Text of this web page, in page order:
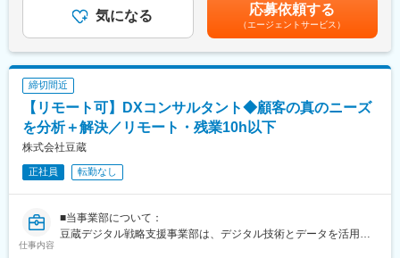
プの一員として、より強固な事業基盤を持ち、医療分野のDX推進
に貢献しています。Salesforce Japan Partner Award 2023の受賞
実績があり、成長とスキルアップのチャンスが豊富にある環境で
す。
変更の範囲：会社の定める業務
◇案件ベースの開発業務
・提案段階から実装支援まで一貫した技術サポート
・情報発信・コミュニティ活動
・検証結果やノウハウをブログ・動画で発信
・勉強会やウェビナーへの登壇による知見共有
・社内外コミュニティを通じた技術交流
※業務の中心はプリセールスですが、SaaSソリューションを実案
※また、パートナーとの協業や市場動向の把握などを通じて、将来
的に事業企画として製品戦略に携わるキャリアパスを目指すこと
157,000円）として支給（超過分別途支給）賃金はあくまでも目
安の金額であり、選考を通じて上下する可能性があります。月給
(月額)は固定手当を含めた表記です。
気になる 応募依頼する
（エージェントサービス）
締切間近
【リモート可】DXコンサルタント◆顧客の真のニーズ
を分析＋解決／リモート・残業10h以下
株式会社豆蔵
正社員 転勤なし
仕事内容
■当事業部について：
豆蔵デジタル戦略支援事業部は、デジタル技術とデータを活用し